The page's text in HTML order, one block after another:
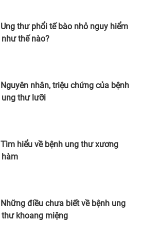
Ung thư phổi tế bào nhỏ nguy hiểm
như thế nào?
Nguyên nhân, triệu chứng của bệnh
ung thư lưỡi
Tìm hiểu về bệnh ung thư xương
hàm
Những điều chưa biết về bệnh ung
thư khoang miệng